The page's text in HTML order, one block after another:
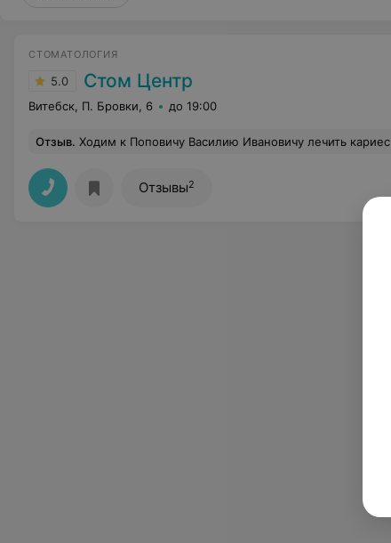
СТОМАТОЛОГИЯ
5.0 Стом Центр
Витебск, П. Бровки, 6 до 19:00
Отзыв. Ходим к Поповичу Василию Ивановичу лечить кариес и на профгигиену. Очень хороший зубной доктор. Его пломбы на моих передних зубах стоят уже 17 лет и их совсем не видно. Другим пломбами лет 5, которые он делал и тоже все замечательно. Теперь уже
Отзывы2